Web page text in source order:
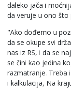
daleko jača i
da veruje u ono što
"Ako dođemo u
da se okupe svi
nas iz RS, i da se
se čini kao jedina
razmatranje. Treba
i kalkulacija, Na